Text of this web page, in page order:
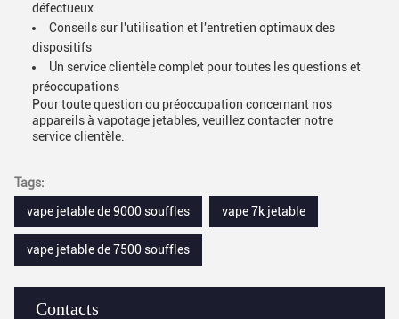
Contacts
défectueux
Conseils sur l'utilisation et l'entretien optimaux des
dispositifs
Un service clientèle complet pour toutes les questions et
préoccupations
Pour toute question ou préoccupation concernant nos
appareils à vapotage jetables, veuillez contacter notre
service clientèle.
Tags:
vape jetable de 9000 souffles
vape 7k jetable
vape jetable de 7500 souffles